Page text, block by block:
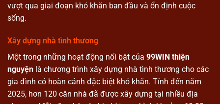
vượt qua giai đoạn khó khăn ban đầu và ổn định cuộc
sống.
Xây dựng nhà tình thương
Một trong những hoạt động nổi bật của 99WIN thiện
nguyện là chương trình xây dựng nhà tình thương cho các
gia đình có hoàn cảnh đặc biệt khó khăn. Tính đến năm
2025, hơn 120 căn nhà đã được xây dựng tại nhiều địa